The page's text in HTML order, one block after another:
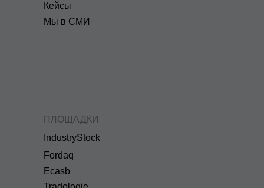
ПЛОЩАДКИ
IndustryStock
Fordaq
Ecasb
Кейсы
Мы в СМИ